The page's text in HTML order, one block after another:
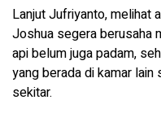
Lanjut Jufriyanto, melihat
Joshua segera berusaha
api belum juga padam,
yang berada di kamar
sekitar.